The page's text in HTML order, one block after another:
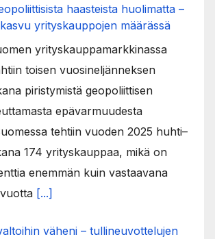
haasteista huolimatta –
yrityskauppojen määrässä
yrityskauppamarkkinassa
toisen vuosineljänneksen
piristymistä geopoliittisen
epävarmuudesta
tehtiin vuoden 2025 huhti–
174 yrityskauppaa, mikä on
enemmän kuin vastaavana
[...]
väheni – tullineuvottelujen